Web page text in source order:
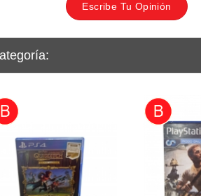
Escribe Tu Opinión